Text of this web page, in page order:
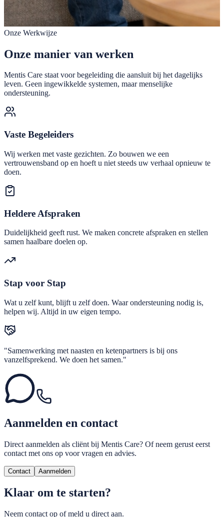
Onze Werkwijze
Onze manier van werken
Mentis Care staat voor begeleiding die aansluit bij het dagelijks
leven. Geen ingewikkelde systemen, maar menselijke
ondersteuning.
Vaste Begeleiders
Wij werken met vaste gezichten. Zo bouwen we een
vertrouwensband op en hoeft u niet steeds uw verhaal opnieuw te
doen.
Heldere Afspraken
Duidelijkheid geeft rust. We maken concrete afspraken en stellen
samen haalbare doelen op.
Stap voor Stap
Wat u zelf kunt, blijft u zelf doen. Waar ondersteuning nodig is,
helpen wij. Altijd in uw eigen tempo.
"Samenwerking met naasten en ketenpartners is bij ons
vanzelfsprekend. We doen het samen."
Aanmelden en contact
Direct aanmelden als cliënt bij Mentis Care? Of neem gerust eerst
contact met ons op voor vragen en advies.
Contact Aanmelden
Klaar om te starten?
Neem contact op of meld u direct aan.